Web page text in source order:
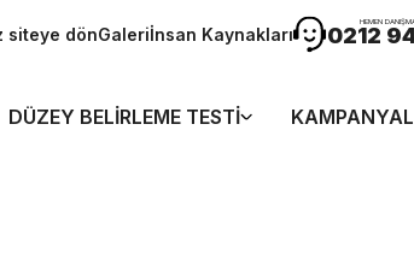
siteye dönGaleriİnsan Kaynakları
HEMEN
0212
DÜZEY BELIRLEME TESTI